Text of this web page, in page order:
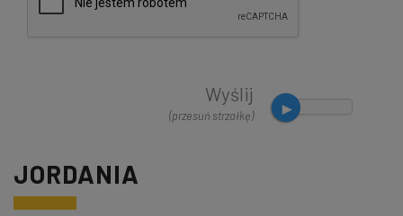
Wyślij
(przesuń strzałkę)
JORDANIA